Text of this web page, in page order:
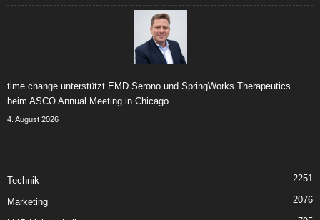
time change unterstützt EMD Serono und SpringWorks Therapeutics
beim ASCO Annual Meeting in Chicago
4. August 2026
Technik 2251
Marketing 2076